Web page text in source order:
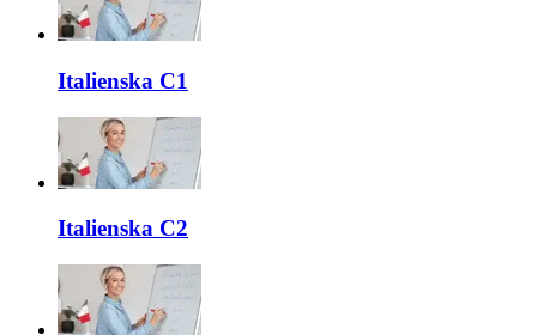
Italienska C1
Italienska C2